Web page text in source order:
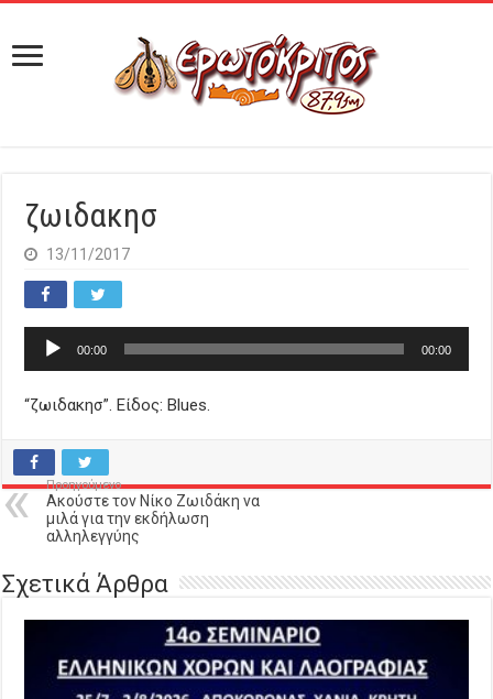
ζωιδακησ
13/11/2017
Πρόγραμμα
Αναπαραγωγής
00:00 00:00
“ζωιδακησ”. Είδος: Blues.
Προηγούμενο
Ακούστε τον Νίκο Ζωιδάκη να
μιλά για την εκδήλωση
αλληλεγγύης
Σχετικά Άρθρα